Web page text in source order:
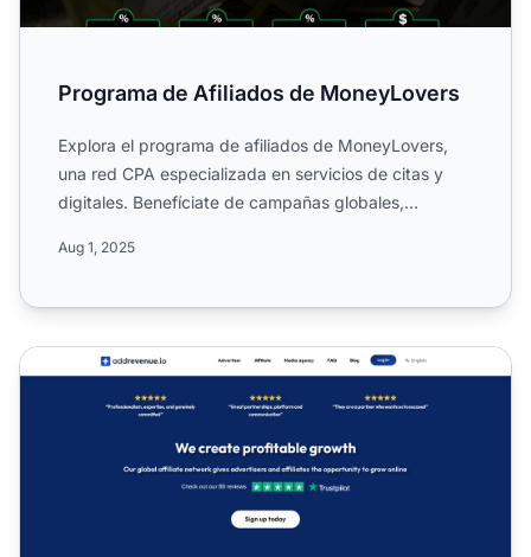
Programa de Afiliados de MoneyLovers
Explora el programa de afiliados de MoneyLovers,
una red CPA especializada en servicios de citas y
digitales. Benefíciate de campañas globales,
Aug 1, 2025
Programa de Afiliados de Addrevenue.io